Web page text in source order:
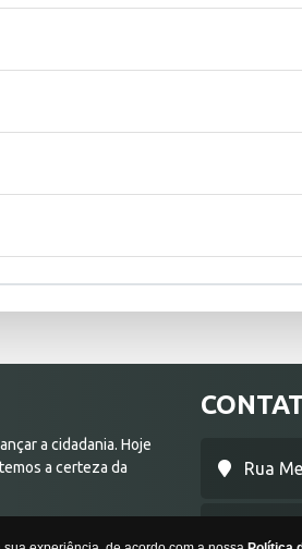
a cidadania. Hoje
a certeza da
Rua